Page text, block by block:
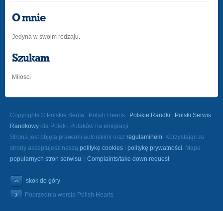
O mnie
Jedyna w swoim rodzaju.
Szukam
Milosci
Copyrights © Polskie Serca : Polish Hearts : Polskie Randki : Polski Serwis
Randkowy dla Polek i Polaków na emigracji.
Strona jest objęta prawami autorskimi oraz regulaminem. Korzystając ze
strony akceptujesz naszą politykę cookies i politykę prywatności. Mapa
popularnych stron serwisu. | Complaints/take down request
skok do góry
Poprzednia wersja Polish Hearts